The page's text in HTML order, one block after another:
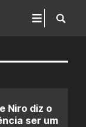
Niro diz o
ser um